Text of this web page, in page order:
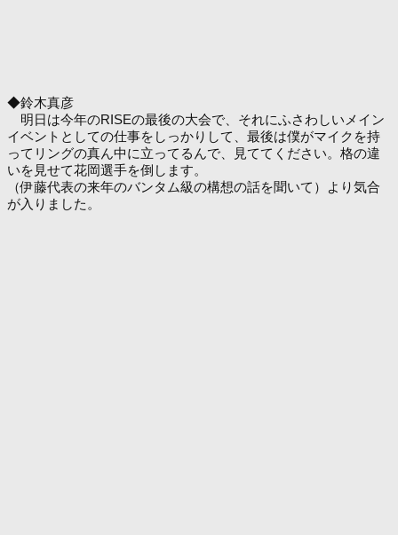
◆鈴木真彦
明日は今年のRISEの最後の大会で、それにふさわしいメイン
イベントとしての仕事をしっかりして、最後は僕がマイクを持
ってリングの真ん中に立ってるんで、見ててください。格の違
いを見せて花岡選手を倒します。
（伊藤代表の来年のバンタム級の構想の話を聞いて）より気合
が入りました。